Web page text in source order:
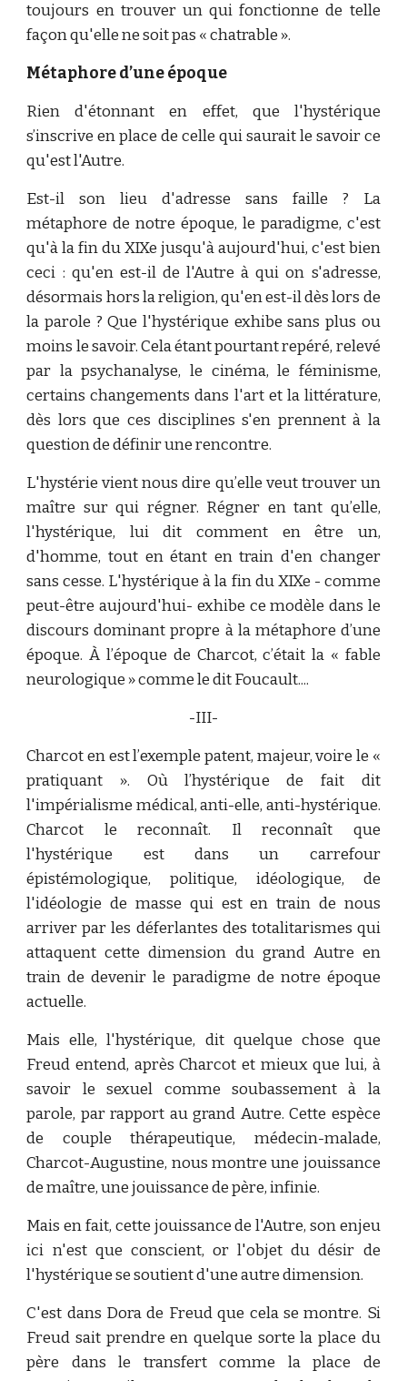
toujours en trouver un qui fonctionne de telle
façon qu'elle ne soit pas « chatrable ».
Métaphore d’une époque
Rien d'étonnant en effet, que l'hystérique
s’inscrive en place de celle qui saurait le savoir ce
qu'est l'Autre.
Est-il son lieu d'adresse sans faille ? La
métaphore de notre époque, le paradigme, c'est
qu'à la fin du XIXe jusqu'à aujourd'hui, c'est bien
ceci : qu'en est-il de l'Autre à qui on s'adresse,
désormais hors la religion, qu'en est-il dès lors de
la parole ? Que l'hystérique exhibe sans plus ou
moins le savoir. Cela étant pourtant repéré, relevé
par la psychanalyse, le cinéma, le féminisme,
certains changements dans l'art et la littérature,
dès lors que ces disciplines s'en prennent à la
question de définir une rencontre.
L'hystérie vient nous dire qu’elle veut trouver un
maître sur qui régner. Régner en tant qu’elle,
l'hystérique, lui dit comment en être un,
d'homme, tout en étant en train d'en changer
sans cesse. L'hystérique à la fin du XIXe - comme
peut-être aujourd'hui- exhibe ce modèle dans le
discours dominant propre à la métaphore d’une
époque. À l’époque de Charcot, c’était la « fable
neurologique » comme le dit Foucault....
-III-
Charcot en est l’exemple patent, majeur, voire le «
pratiquant ». Où l’hystérique de fait dit
l'impérialisme médical, anti-elle, anti-hystérique.
Charcot le reconnaît. Il reconnaît que
l'hystérique est dans un carrefour
épistémologique, politique, idéologique, de
l'idéologie de masse qui est en train de nous
arriver par les déferlantes des totalitarismes qui
attaquent cette dimension du grand Autre en
train de devenir le paradigme de notre époque
actuelle.
Mais elle, l'hystérique, dit quelque chose que
Freud entend, après Charcot et mieux que lui, à
savoir le sexuel comme soubassement à la
parole, par rapport au grand Autre. Cette espèce
de couple thérapeutique, médecin-malade,
Charcot-Augustine, nous montre une jouissance
de maître, une jouissance de père, infinie.
Mais en fait, cette jouissance de l'Autre, son enjeu
ici n'est que conscient, or l'objet du désir de
l'hystérique se soutient d'une autre dimension.
C'est dans Dora de Freud que cela se montre. Si
Freud sait prendre en quelque sorte la place du
père dans le transfert comme la place de